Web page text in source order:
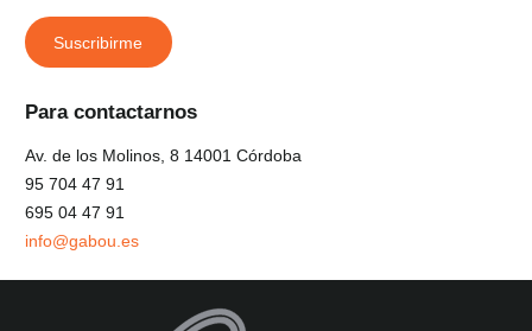
Para contactarnos
Av. de los Molinos, 8 14001 Córdoba
95 704 47 91
695 04 47 91
info@gabou.es